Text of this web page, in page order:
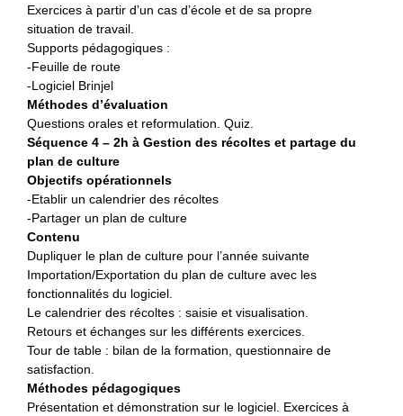
Exercices à partir d’un cas d’école et de sa propre
situation de travail.
Supports pédagogiques :
-Feuille de route
-Logiciel Brinjel
Méthodes d’évaluation
Questions orales et reformulation. Quiz.
Séquence 4 – 2h à Gestion des récoltes et partage du
plan de culture
Objectifs opérationnels
-Etablir un calendrier des récoltes
-Partager un plan de culture
Contenu
Dupliquer le plan de culture pour l’année suivante
Importation/Exportation du plan de culture avec les
fonctionnalités du logiciel.
Le calendrier des récoltes : saisie et visualisation.
Retours et échanges sur les différents exercices.
Tour de table : bilan de la formation, questionnaire de
satisfaction.
Méthodes pédagogiques
Présentation et démonstration sur le logiciel. Exercices à